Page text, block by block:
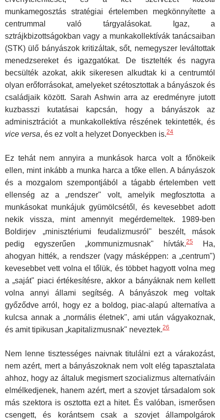
munkamegosztás stratégiai értelemben megkönnyítette a
centrummal való tárgyalásokat. Igaz, a
sztrájkbizottságokban vagy a munkakollektívák tanácsaiban
(STK) ülő bányászok kritizáltak, sőt, nemegyszer leváltottak
menedzsereket és igazgatókat. De tisztelték és nagyra
becsülték azokat, akik sikeresen alkudtak ki a centrumtól
olyan erőforrásokat, amelyeket szétosztottak a bányászok és
családjaik között. Sarah Ashwin arra az eredményre jutott
kuzbasszi kutatásai kapcsán, hogy a bányászok az
adminisztrációt a munkakollektíva részének tekin­tették, és
vice versa, és ez volt a helyzet Donyeckben is.24
Ez tehát nem annyira a munkások harca volt a főnökeik
ellen, mint inkább a munka harca a tőke ellen. A bányászok
és a mozgalom szem­pontjából a tágabb értelemben vett
ellenség az a „rendszer" volt, amelyik megfosztotta a
munkásokat munkájuk gyümölcsétől, és kevesebbet adott
nekik vissza, mint amennyit megérdemeltek. 1989-ben
Boldirjev „minisztériumi feudalizmusról" beszélt, mások
pedig egyszerűen „kommu­nizmusnak" hívták.25
Ha,
ahogyan hitték, a rendszer (vagy másképpen: a „centrum")
kevesebbet vett volna el tőlük, és többet hagyott volna meg
a „saját" piaci értékesítésre, akkor a bányáknak nem kellett
volna annyi állami segítség. A bányászok meg voltak
győződve arról, hogy ez a bol­dog, piac-alapú alternatíva a
kulcsa annak a „normális életnek", ami után vágyakoznak,
és amit tipikusan „kapitalizmusnak" neveztek.26
Nem lenne tisztességes naivnak titulálni ezt a várakozást,
nem azért, mert a bányászoknak nem volt elég tapasztalata
ahhoz, hogy az általuk megismert szocializmus alternatíváin
elmélkedjenek, hanem azért, mert a szovjet társadalom sok
más szektora is osztotta ezt a hitet. És valóban, ismerősen
csengett, és korántsem csak a szovjet állampolgárok